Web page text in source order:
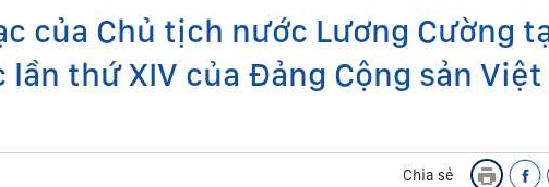
của Chủ tịch nước Lương Cường
thứ XIV của Đảng Cộng sản Việt
Chia sẻ